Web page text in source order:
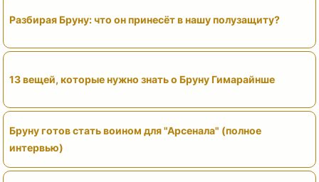
Разбирая Бруну: что он принесёт в нашу полузащиту?
13 вещей, которые нужно знать о Бруну Гимарайнше
Бруну готов стать воином для "Арсенала" (полное
интервью)